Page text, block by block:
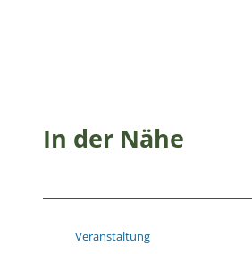
In der Nähe
Veranstaltung